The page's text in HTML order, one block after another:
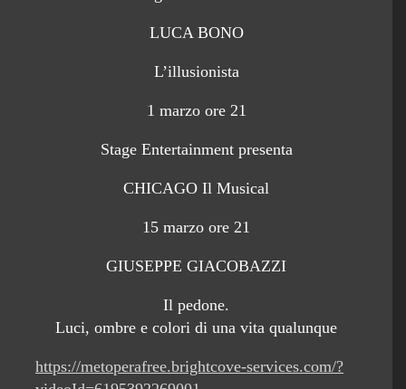
LUCA BONO
L’illusionista
1 marzo ore 21
Stage Entertainment presenta
CHICAGO Il Musical
15 marzo ore 21
GIUSEPPE GIACOBAZZI
Il pedone.
Luci, ombre e colori di una vita qualunque
https://metoperafree.brightcove-services.com/?